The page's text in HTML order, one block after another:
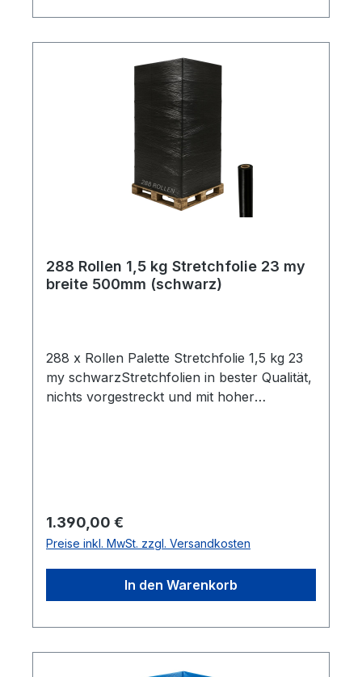
288 Rollen 1,5 kg Stretchfolie 23 my
breite 500mm (schwarz)
288 x Rollen Palette Stretchfolie 1,5 kg 23
my schwarzStretchfolien in bester Qualität,
nichts vorgestreckt und mit hoher
100 - 120m Folie pro Kilogramm Rollen im
stabilen Karton Alle Rollen sind in Kartons
zu je 6 Stück Lieferumfang: 288 Rollen
Regulärer Preis:
1.390,00 €
Preise inkl. MwSt. zzgl. Versandkosten
In den Warenkorb